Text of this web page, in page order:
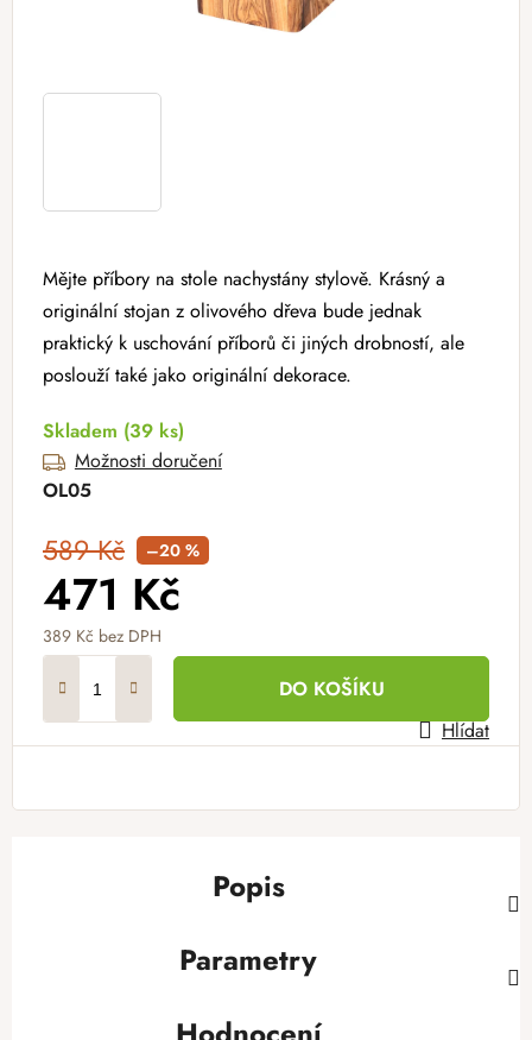
Mějte příbory na stole nachystány stylově. Krásný a
originální stojan z olivového dřeva bude jednak
praktický k uschování příborů či jiných drobností, ale
poslouží také jako originální dekorace.
Skladem (39 ks)
Možnosti doručení
OL05
589 Kč –20 %
471 Kč
389 Kč bez DPH
DO KOŠÍKU
Hlídat
Popis
Parametry